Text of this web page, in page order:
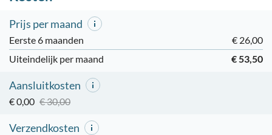
Prijs per maand
Eerste 6 maanden
€ 26,00
Uiteindelijk per maand
€ 53,50
Aansluitkosten
€ 0,00 € 30,00
Verzendkosten